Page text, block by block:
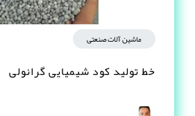
ماشین آلات صنعتی
خط تولید کود شیمیایی گرانولی